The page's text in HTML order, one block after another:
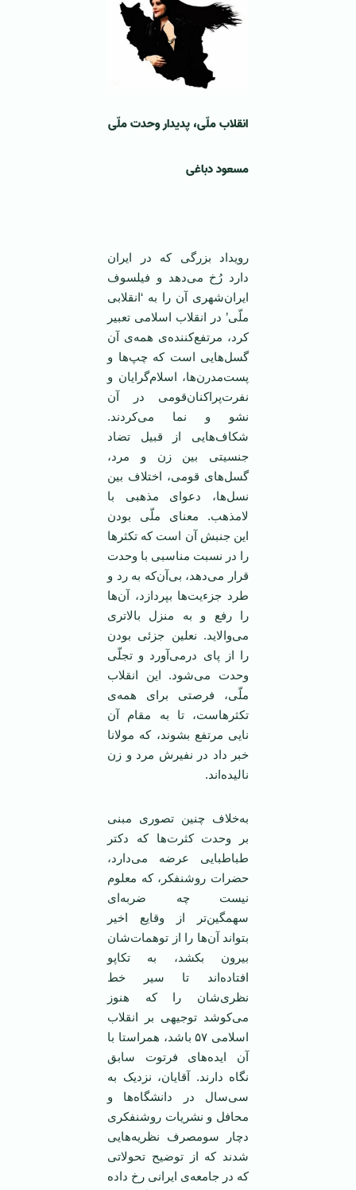
انقلاب ملّی، پدیدار وحدت ملّی
مسعود دباغی
رویداد بزرگی که در ایران
دارد رُخ می‌دهد و فیلسوف
ایران‌شهری آن را به ‘انقلابی
ملّی’ در انقلاب اسلامی تعبیر
کرد، مرتفع‌کننده‌ی همه‌ی آن
گسل‌هایی است که چپ‌ها و
پست‌مدرن‌ها، اسلام‌گرایان و
نفرت‌پراکنان‌قومی در آن
نشو و نما می‌کردند.
شکاف‌هایی از قبیل تضاد
جنسیتی بین زن و مرد،
گسل‌های قومی، اختلاف بین
نسل‌ها، دعوای مذهبی با
لامذهب. معنای ملّی بودن
این جنبش آن است که تکثرها
را در نسبت مناسبی با وحدت
قرار می‌دهد، بی‌آن‌که به رد و
طرد جزءیت‌ها بپردازد، آن‌ها
را رفع و به منزل بالاتری
می‌والاید. نعلین جزئی بودن
را از پای درمی‌آورد و تجلّی
وحدت می‌شود. این انقلاب
ملّی، فرصتی برای همه‌ی
تکثرهاست، تا به مقام آن
نایی مرتفع بشوند، که مولانا
خبر داد در نفیرش مرد و زن
نالیده‌اند.
به‌خلاف چنین تصوری مبنی
بر وحدت کثرت‌ها که دکتر
طباطبایی عرضه می‌دارد،
حضرات روشنفکر، که معلوم
نیست چه ضربه‌ای
سهمگین‌تر از وقایع اخیر
بتواند آن‌ها را از توهمات‌شان
بیرون بکشد، به تکاپو
افتاده‌اند تا سیر خط
نظری‌شان را که هنوز
می‌کوشد توجیهی بر انقلاب
اسلامی ۵۷ باشد، همراستا با
آن ایده‌های فرتوت سابق
نگاه دارند. آقایان، نزدیک به
سی‌سال در دانشگاه‌ها و
محافل و نشریات روشنفکری
دچار سومصرف نظریه‌هایی
شدند که از توضیح تحولاتی
که در جامعه‌ی ایرانی رخ داده